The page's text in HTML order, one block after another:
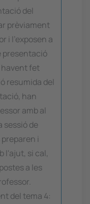
del
prèviament
i l'exposen a
presentació
havent fet
resumida del
han
amb al
sessió de
i
l'ajut, si cal,
a les
del tema 4: